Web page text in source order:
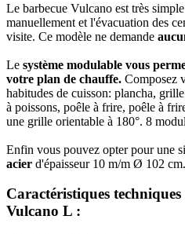
Le barbecue Vulcano est très
manuellement et l'évacuation des
visite. Ce modèle ne demande
Le système modulable vous
votre plan de chauffe. Composez
habitudes de cuisson: plancha,
à poissons, poêle à frire, poêle à
une grille orientable à 180°. 8
Enfin vous pouvez opter pour une
acier d'épaisseur 10 m/m Ø 102 cm.
Caractéristiques
Vulcano L :